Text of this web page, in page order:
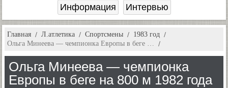
Информация
Интервью
Главная Л.атлетика Спортсмены
1983 год
Ольга Минеева — чемпионка Европы в беге …
Ольга Минеева — чемпионка
Европы в беге на 800 м 1982 года